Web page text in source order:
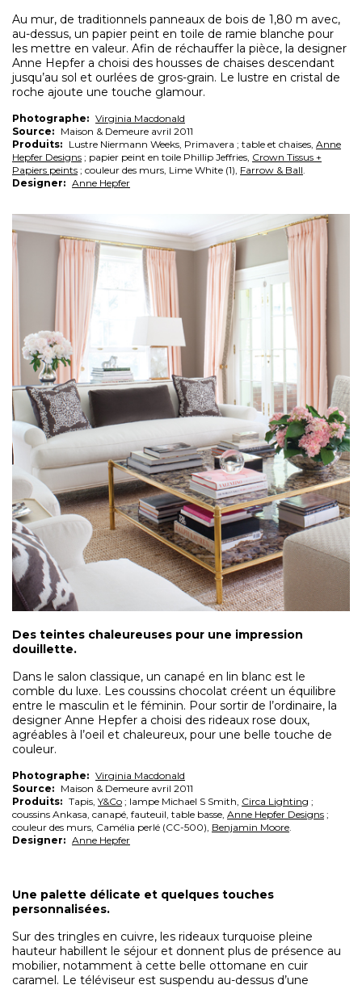
Au mur, de traditionnels panneaux de bois de 1,80 m avec,
au-dessus, un papier peint en toile de ramie blanche pour
les mettre en valeur. Afin de réchauffer la pièce, la designer
Anne Hepfer a choisi des housses de chaises descendant
jusqu’au sol et ourlées de gros-grain. Le lustre en cristal de
roche ajoute une touche glamour.
Photographe: Virginia Macdonald
Source: Maison & Demeure avril 2011
Produits: Lustre Niermann Weeks, Primavera ; table et chaises, Anne
Hepfer Designs ; papier peint en toile Phillip Jeffries, Crown Tissus +
Papiers peints ; couleur des murs, Lime White (1), Farrow & Ball.
Designer: Anne Hepfer
Des teintes chaleureuses pour une impression
douillette.
Dans le salon classique, un canapé en lin blanc est le
comble du luxe. Les coussins chocolat créent un équilibre
entre le masculin et le féminin. Pour sortir de l’ordinaire, la
designer Anne Hepfer a choisi des rideaux rose doux,
agréables à l’oeil et chaleureux, pour une belle touche de
couleur.
Photographe: Virginia Macdonald
Source: Maison & Demeure avril 2011
Produits: Tapis, Y&Co ; lampe Michael S Smith, Circa Lighting ;
coussins Ankasa, canapé, fauteuil, table basse, Anne Hepfer Designs ;
couleur des murs, Camélia perlé (CC-500), Benjamin Moore.
Designer: Anne Hepfer
Une palette délicate et quelques touches
personnalisées.
Sur des tringles en cuivre, les rideaux turquoise pleine
hauteur habillent le séjour et donnent plus de présence au
mobilier, notamment à cette belle ottomane en cuir
caramel. Le téléviseur est suspendu au-dessus d’une